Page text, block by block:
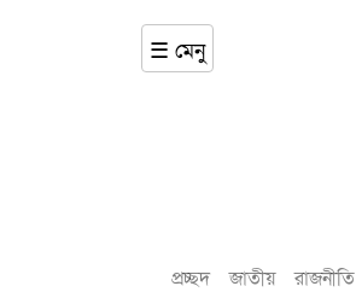
☰ মেনু
প্রচ্ছদ জাতীয় রাজনীতি